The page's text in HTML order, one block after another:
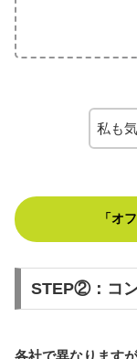
私も
「オ
STEP②：コ
各社で異なります